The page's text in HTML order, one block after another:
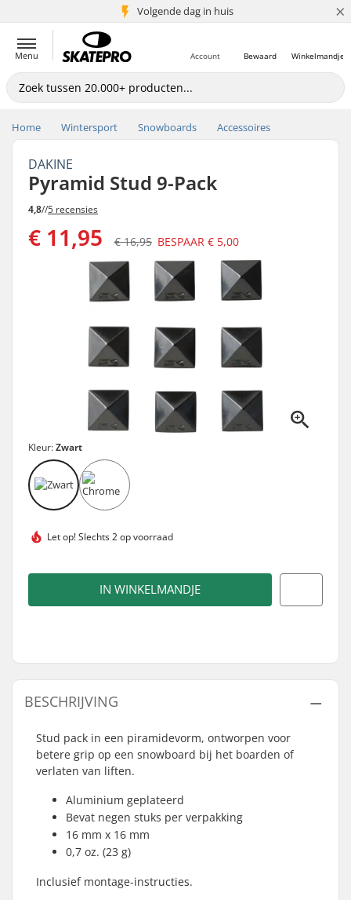
Volgende dag in huis
5+ mln. klanten ×
Menu Winkelmandje
Bewaard
Account
Home Wintersport Snowboards Accessoires
DAKINE
Pyramid Stud 9-Pack
4,8//5 recensies
€ 11,95 € 16,95 BESPAAR € 5,00
Kleur:Zwart
Let op!Slechts 2 op voorraad
IN WINKELMANDJE
BESCHRIJVING
Stud pack in een piramidevorm, ontworpen voor
betere grip op een snowboard bij het boarden of
verlaten van liften.
Aluminium geplateerd
Bevat negen stuks per verpakking
16 mm x 16 mm
0,7 oz. (23 g)
Inclusief montage-instructies.